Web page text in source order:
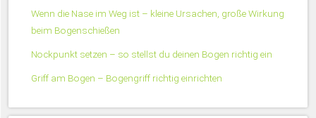
Wenn die Nase im Weg ist – kleine Ursachen, große Wirkung
beim Bogenschießen
Nockpunkt setzen – so stellst du deinen Bogen richtig ein
Griff am Bogen – Bogengriff richtig einrichten